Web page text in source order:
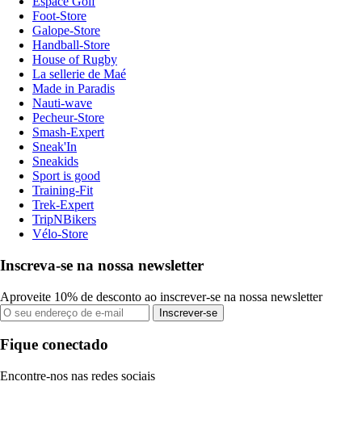
Foot-Store
Galope-Store
Handball-Store
House of Rugby
La sellerie de Maé
Made in Paradis
Nauti-wave
Pecheur-Store
Smash-Expert
Sneak'In
Sneakids
Sport is good
Training-Fit
Trek-Expert
TripNBikers
Vélo-Store
Inscreva-se na nossa newsletter
Aproveite 10% de desconto ao inscrever-se na nossa newsletter
Inscrever-se
Fique conectado
Encontre-nos nas redes sociais